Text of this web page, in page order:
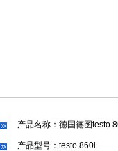
产品名称：德国德图testo
产品型号：testo 860i